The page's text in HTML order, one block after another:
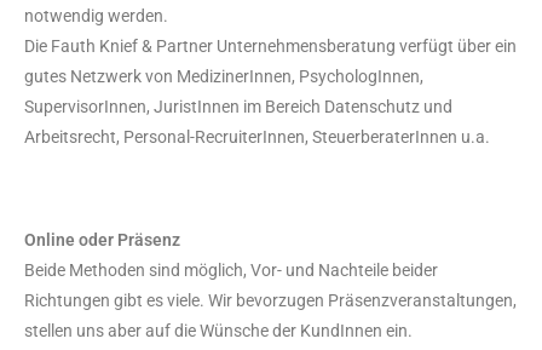
notwendig werden.
Die Fauth Knief & Partner Unternehmensberatung verfügt über ein
gutes Netzwerk von MedizinerInnen, PsychologInnen,
SupervisorInnen, JuristInnen im Bereich Datenschutz und
Arbeitsrecht, Personal-RecruiterInnen, SteuerberaterInnen u.a.
Online oder Präsenz
Beide Methoden sind möglich, Vor- und Nachteile beider
Richtungen gibt es viele. Wir bevorzugen Präsenzveranstaltungen,
stellen uns aber auf die Wünsche der KundInnen ein.